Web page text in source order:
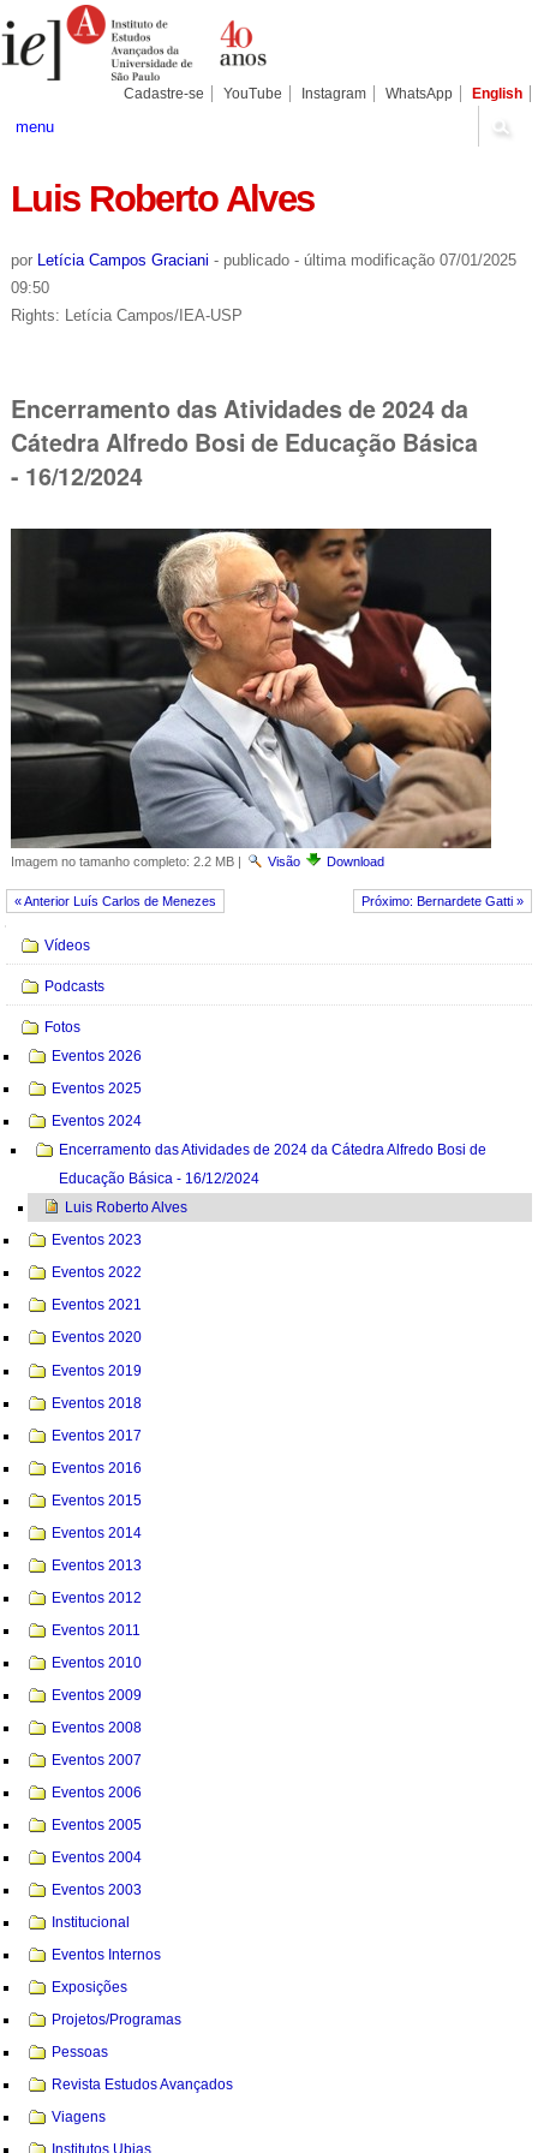
para
conteúdo.
Pessoais
Cadastre-se YouTube Instagram WhatsApp English
menu
Luis Roberto Alves
por Letícia Campos Graciani - publicado - última modificação07/01/2025
09:50
Rights: Letícia Campos/IEA-USP
Encerramento das Atividades de 2024 da
Cátedra Alfredo Bosi de Educação Básica
- 16/12/2024
Imagem no tamanho completo: 2.2 MB| Visão Download
« Anterior Luís Carlos de Menezes Próximo: Bernardete Gatti »
Vídeos
Podcasts
Fotos
Eventos 2026
Eventos 2025
Eventos 2024
Encerramento das Atividades de 2024 da Cátedra Alfredo Bosi de
Educação Básica - 16/12/2024
Luis Roberto Alves
Eventos 2023
Eventos 2022
Eventos 2021
Eventos 2020
Eventos 2019
Eventos 2018
Eventos 2017
Eventos 2016
Eventos 2015
Eventos 2014
Eventos 2013
Eventos 2012
Eventos 2011
Eventos 2010
Eventos 2009
Eventos 2008
Eventos 2007
Eventos 2006
Eventos 2005
Eventos 2004
Eventos 2003
Institucional
Eventos Internos
Exposições
Projetos/Programas
Pessoas
Revista Estudos Avançados
Viagens